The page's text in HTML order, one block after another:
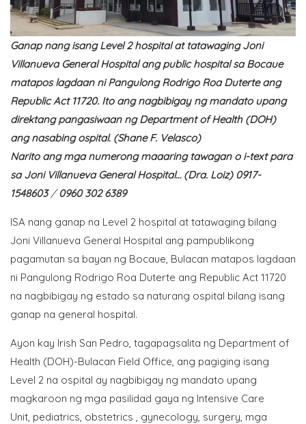
Ganap nang isang Level 2 hospital at tatawaging Joni
Villanueva General Hospital ang public hospital sa Bocaue
matapos lagdaan ni Pangulong Rodrigo Roa Duterte ang
Republic Act 11720. Ito ang nagbibigay ng mandato upang
direktang pangasiwaan ng Department of Health (DOH)
ang nasabing ospital. (Shane F. Velasco)
Narito ang mga numerong maaaring tawagan o i-text para
sa Joni Villanueva General Hospital… (Dra. Loiz) 0917-
1548603/0960 302 6389
ISA nang ganap na Level 2 hospital at tatawaging bilang
Joni Villanueva General Hospital ang pampublikong
pagamutan sa bayan ng Bocaue, Bulacan matapos lagdaan
ni Pangulong Rodrigo Roa Duterte ang Republic Act 11720
na nagbibigay ng estado sa naturang ospital bilang isang
ganap na general hospital.
Ayon kay Irish San Pedro, tagapagsalita ng Department of
Health (DOH)-Bulacan Field Office, ang pagiging isang
Level 2 na ospital ay nagbibigay ng mandato upang
magkaroon ng mga pasilidad gaya ng Intensive Care
Unit, pediatrics, obstetrics , gynecology, surgery, mga